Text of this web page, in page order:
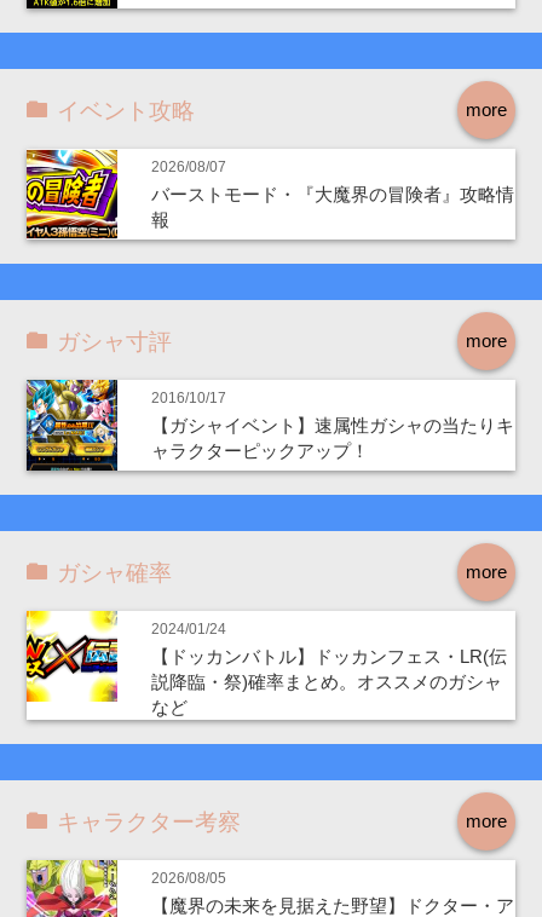
more
イベント攻略
2026/08/07
バーストモード・『大魔界の冒険者』攻略情
報
more
ガシャ寸評
2016/10/17
【ガシャイベント】速属性ガシャの当たりキ
ャラクターピックアップ！
more
ガシャ確率
2024/01/24
【ドッカンバトル】ドッカンフェス・LR(伝
説降臨・祭)確率まとめ。オススメのガシャ
など
more
キャラクター考察
2026/08/05
【魔界の未来を見据えた野望】ドクター・ア